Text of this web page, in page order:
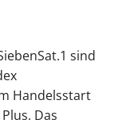
sind
Handelsstart
Das